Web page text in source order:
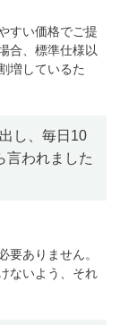
すい価格でご提
合、標準仕様以
増しているた
し、毎日10
言われました
要ありません。
ないよう、それ